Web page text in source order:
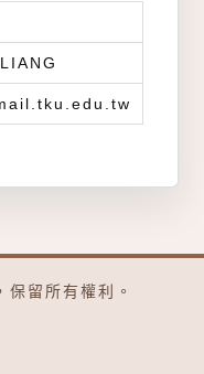
保留所有權利。